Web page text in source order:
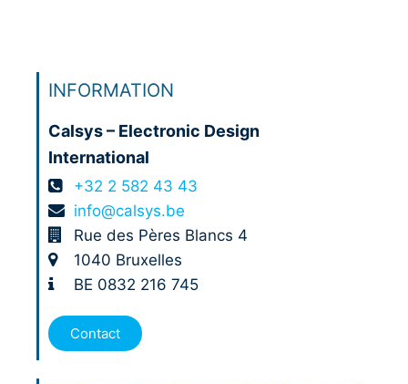
INFORMATION
Calsys – Electronic Design
International
+32 2 582 43 43
info@calsys.be
Rue des Pères Blancs 4
1040 Bruxelles
BE 0832 216 745
Contact